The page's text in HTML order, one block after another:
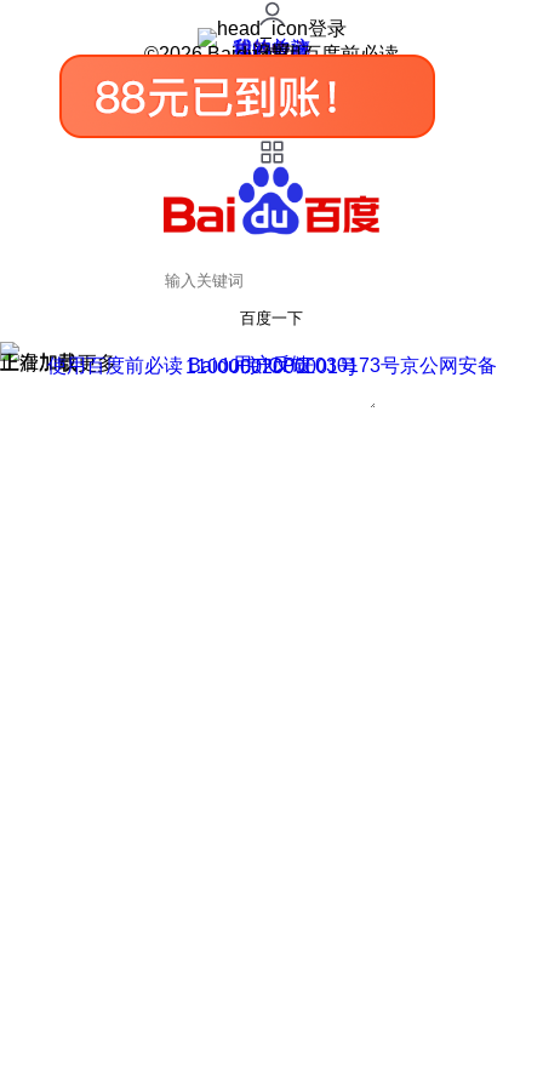
登录
我的关注
我的收藏
皮肤中心
用户反馈
设置
©2026 Baidu 使用百度前必读
百度一下
正在加载
上滑加载更多 用户反馈
使用百度前必读 Baidu 京ICP证030173号
京公网安备11000002000001号